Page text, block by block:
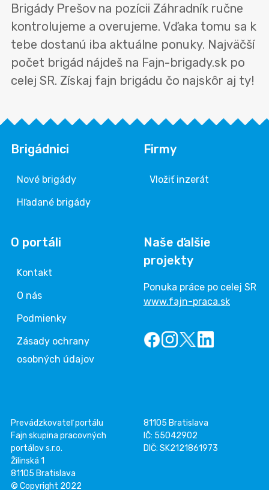
Brigády Prešov na pozícii Záhradník ručne
kontrolujeme a overujeme. Vďaka tomu sa k
tebe dostanú iba aktuálne ponuky. Najväčší
počet brigád nájdeš na Fajn-brigady.sk po
celej SR. Získaj fajn brigádu čo najskôr aj ty!
Brigádnici
Nové brigády
Hľadané brigády
Firmy
Vložiť inzerát
O portáli
Kontakt
O nás
Podmienky
Zásady ochrany
osobných údajov
Naše ďalšie
projekty
Ponuka práce po celej SR
www.fajn-praca.sk
Prevádzkovateľ portálu
Fajn skupina pracovných
portálov s.r.o.
Žilinská 1
81105 Bratislava
81105 Bratislava
IČ: 55042902
DIČ: SK2121861973
© Copyright 2022